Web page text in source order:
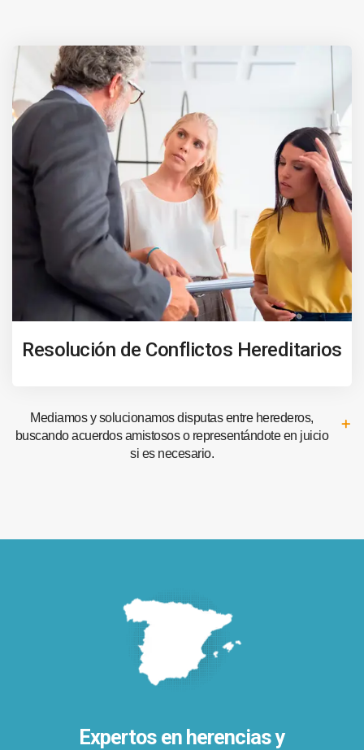
Resolución de Conflictos Hereditarios
Mediamos y solucionamos disputas entre herederos,
buscando acuerdos amistosos o representándote en juicio
si es necesario.
Expertos en herencias y